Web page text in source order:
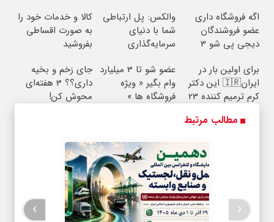
کن
کن »
اگه فروشگاه داری
عضو فروشندگان
دیجی پی شو 3
والکس: پل ارتباطی
شما با دنیای
سرمایه‌گذاری
کالا و خدمات خود را
به صورت اقساطی
بفروشید
برای اولین بار در
ایران🇮🇷 این دکتر
کرم ترمیم کننده 23
عضو شو تا 3 میلیارد
وام بگیر « ویژه
فروشگاه ها »
جای زخم و بخیه
داری؟؟ 3 هفته‌ای
محوش کن!
مطالب مرتبط
‹
›